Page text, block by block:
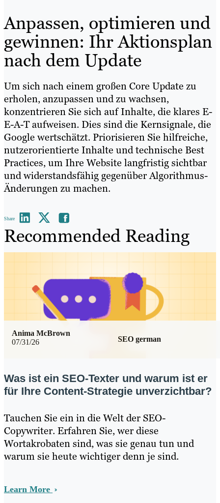
Anpassen, optimieren und
gewinnen: Ihr Aktionsplan
nach dem Update
Um sich nach einem großen Core Update zu
erholen, anzupassen und zu wachsen,
konzentrieren Sie sich auf Inhalte, die klares E-
E-A-T aufweisen. Dies sind die Kernsignale, die
Google wertschätzt. Priorisieren Sie hilfreiche,
nutzerorientierte Inhalte und technische Best
Practices, um Ihre Website langfristig sichtbar
und widerstandsfähig gegenüber Algorithmus-
Änderungen zu machen.
Share
Recommended Reading
07/31/26 SEO german
Anima McBrown
Was ist ein SEO-Texter und warum ist er
für Ihre Content-Strategie unverzichtbar?
Tauchen Sie ein in die Welt der SEO-
Copywriter. Erfahren Sie, wer diese
Wortakrobaten sind, was sie genau tun und
warum sie heute wichtiger denn je sind.
Learn More